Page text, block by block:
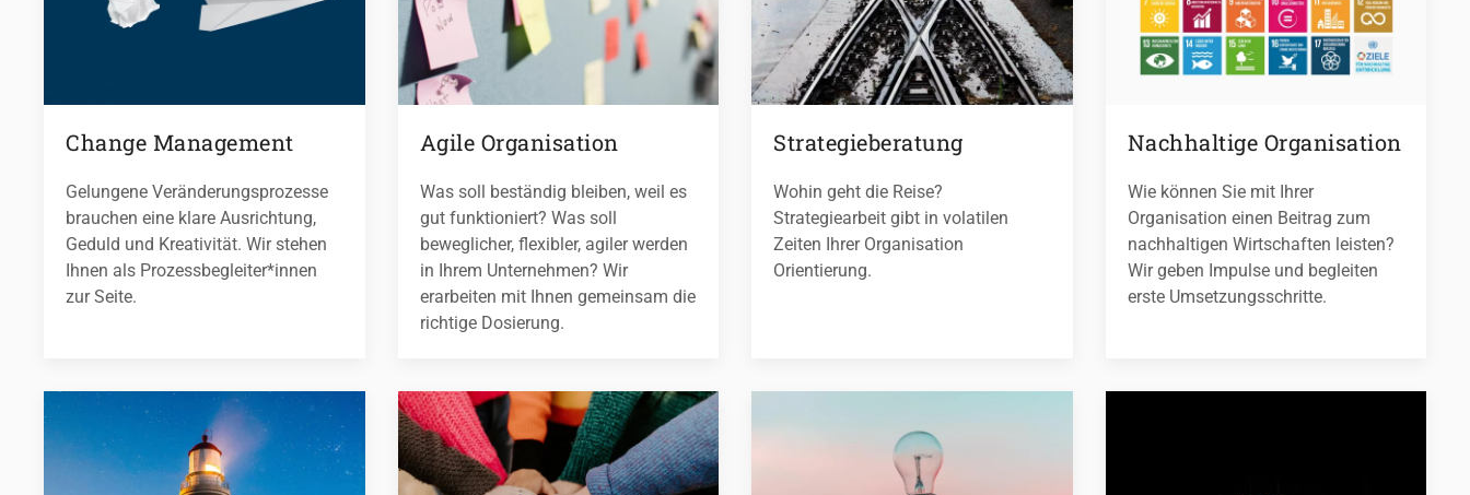
Change Management
Gelungene Veränderungsprozesse
brauchen eine klare Ausrichtung,
Geduld und Kreativität. Wir stehen
Ihnen als Prozessbegleiter*innen
zur Seite.
Agile Organisation
Was soll beständig bleiben, weil es
gut funktioniert? Was soll
beweglicher, flexibler, agiler werden
in Ihrem Unternehmen? Wir
erarbeiten mit Ihnen gemeinsam die
richtige Dosierung.
Strategieberatung
Wohin geht die Reise?
Strategiearbeit gibt in volatilen
Zeiten Ihrer Organisation
Orientierung.
Nachhaltige Organisation
Wie können Sie mit Ihrer
Organisation einen Beitrag zum
nachhaltigen Wirtschaften leisten?
Wir geben Impulse und begleiten
erste Umsetzungsschritte.